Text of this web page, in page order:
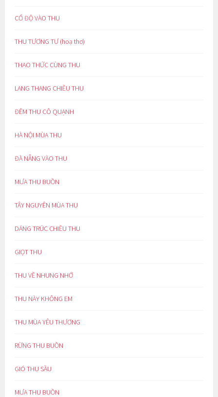
CỔ ĐỘ VÀO THU
THU TƯƠNG TƯ (hoạ thơ)
THAO THỨC CÙNG THU
LANG THANG CHIỀU THU
ĐÊM THU CÔ QUẠNH
HÀ NỘI MÙA THU
ĐÀ NẴNG VÀO THU
MƯA THU BUỒN
TÂY NGUYÊN MÙA THU
DÁNG TRÚC CHIỀU THU
GIỌT THU
THU VỀ NHUNG NHỚ
THU NÀY KHÔNG EM
THU MÙA YÊU THƯƠNG
RỪNG THU BUỒN
GIÓ THU SẦU
MƯA THU BUỒN